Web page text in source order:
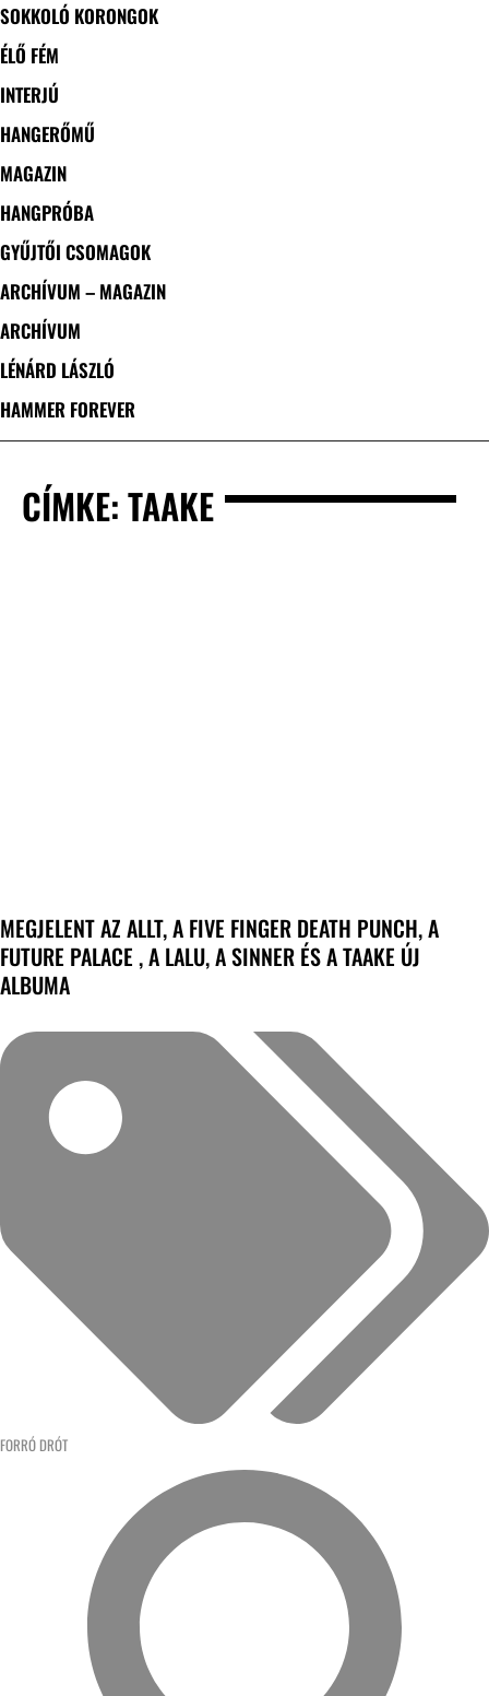
SOKKOLÓ KORONGOK
ÉLŐ FÉM
INTERJÚ
HANGERŐMŰ
MAGAZIN
HANGPRÓBA
GYŰJTŐI CSOMAGOK
ARCHÍVUM – MAGAZIN
ARCHÍVUM
LÉNÁRD LÁSZLÓ
HAMMER FOREVER
CÍMKE: TAAKE
MEGJELENT AZ ALLT, A FIVE FINGER DEATH PUNCH, A
FUTURE PALACE , A LALU, A SINNER ÉS A TAAKE ÚJ
ALBUMA
FORRÓ DRÓT